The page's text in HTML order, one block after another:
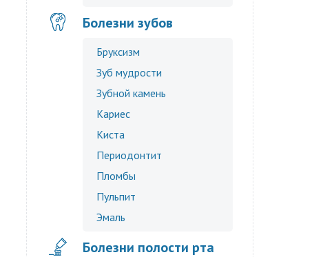
Болезни зубов
Бруксизм
Зуб мудрости
Зубной камень
Кариес
Киста
Периодонтит
Пломбы
Пульпит
Эмаль
Болезни полости рта